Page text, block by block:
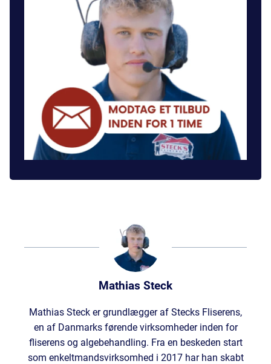
Mathias Steck
Mathias Steck er grundlægger af Stecks Fliserens,
en af Danmarks førende virksomheder inden for
fliserens og algebehandling. Fra en beskeden start
som enkeltmandsvirksomhed i 2017 har han skabt